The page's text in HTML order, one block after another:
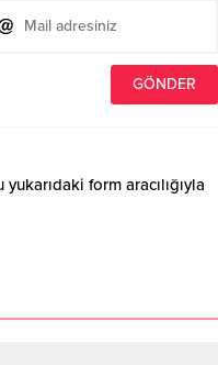
form aracılığıyla